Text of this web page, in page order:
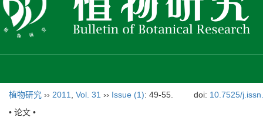
植物研究 ›› 2011 Vol. 31 ›› Issue (1): 49-55. doi: 10.7525/
• 论文 •